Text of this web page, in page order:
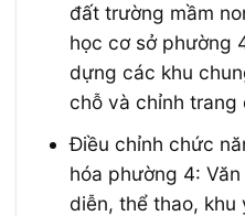
đất trường mầm
học cơ sở phường
dựng các khu
chỗ và chỉnh trang
Điều chỉnh chức
hóa phường 4:
diễn, thể thao,